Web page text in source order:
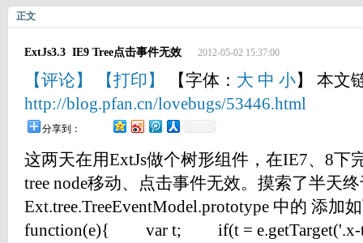
正文
ExtJs3.3 IE9 Tree点击事件无效 2012-05-02 15:37:00
【评论】 【打印】 【字体： 大 中 小】 本文
http://blog.pfan.cn/lovebugs/53446.html
分享到：
这两天在用ExtJs做个树形组件，在IE7、8下
tree node移动、点击事件无效。摸索了半天
Ext.tree.TreeEventModel.prototype 中的 添加
function(e){ var t; if(t =